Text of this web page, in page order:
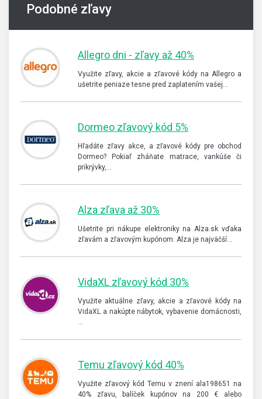
Podobné zľavy
Allegro dni - zľavy až 40%
Využite zľavy, akcie a zľavové kódy na Allegro a
ušetrite peniaze tesne pred zaplatením vašej…
Dormeo zľavový kód 5%
Hľadáte zľavy akce, a zľavové kódy pre obchod
Dormeo? Pokiaľ zháňate matrace, vankúše či
prikrývky,…
Alza zľava až 30%
Ušetrite pri nákupe elektroniky na Alza.sk vďaka
zľavám a zľavovým kupónom. Alza je najväčší…
VidaXL zľavový kód 30%
Využite aktuálne zľavy, akcie a zľavové kódy na
VidaXL a nakúpte nábytok, vybavenie domácnosti,
…
Temu zľavový kód 40%
Využite zľavový kód Temu v znení ala198651 na
40% zľavu, balíček kupónov na 200 € alebo